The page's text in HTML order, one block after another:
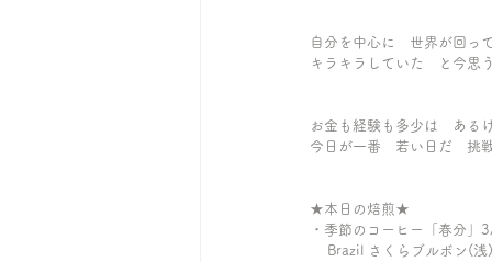
自分を中心に　世界が回っ
キラキラしていた　と今思
お金も経験も多少は　ある
今日が一番　若い日だ　挑
★本日の焙煎★
・季節のコーヒー「春分」
    Brazil さくらブルボン(浅)